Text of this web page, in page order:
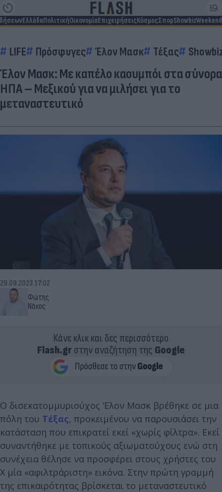
ΕλλάδαΠολιτικήΟικονομίαΕπιχειρήσειςΚόσμοςΣπορShowbizWeekend
LIFE Πρόσφυγες Έλον Μασκ Τέξας
Έλον Μασκ: Με καπέλο καουμπόι στα σύνορα
ΗΠΑ – Μεξικού για να μιλήσει για το
μεταναστευτικό
Φώτης
Νάκος
29.09.2023 17:02
Κάνε κλικ και δες περισσότερο
Flash.grστην αναζήτηση της Google
Ο δισεκατομμυριούχος ‘Ελον Μασκ βρέθηκε σε μια
πόλη του Τέξας, προκειμένου να παρουσιάσει την
κατάσταση που επικρατεί εκεί «χωρίς φίλτρα». Εκεί
συναντήθηκε με τοπικούς αξιωματούχους ενώ στη
συνέχεια θέλησε να προσφέρει στους χρήστες του
X μία «αφιλτράριστη» εικόνα. Στην πρώτη γραμμή
της επικαιρότητας βρίσκεται το μεταναστευτικό